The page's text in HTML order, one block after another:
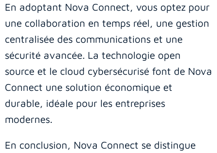
En adoptant Nova Connect, vous optez pour
une collaboration en temps réel, une gestion
centralisée des communications et une
sécurité avancée. La technologie open
source et le cloud cybersécurisé font de Nova
Connect une solution économique et
durable, idéale pour les entreprises
modernes.
En conclusion, Nova Connect se distingue